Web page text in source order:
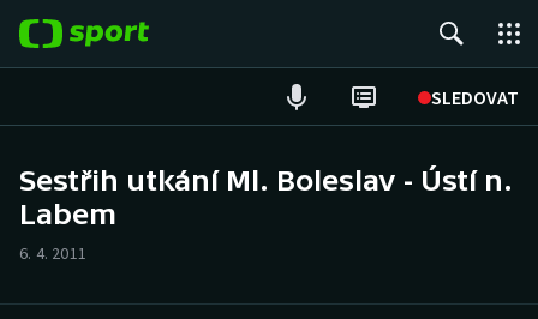
SLEDOVAT
Hokej
Sestřih utkání Ml. Boleslav - Ústí n.
Labem
6. 4. 2011